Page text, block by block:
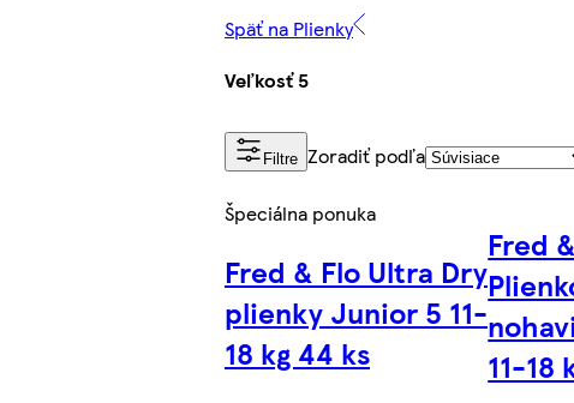
Späť na Plienky
Veľkosť 5
Filtre Zoradiť podľa
Špeciálna ponuka
Fred & Flo Ultra Dry
plienky Junior 5 11-
18 kg 44 ks
Fred
11-18